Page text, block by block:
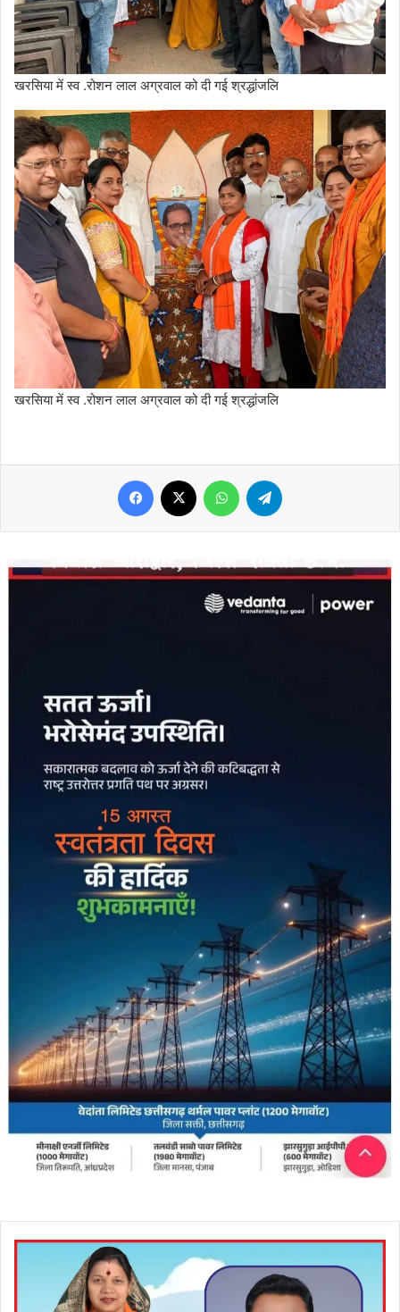
खरसिया में स्व .रोशन लाल अग्रवाल को दी गई श्रद्धांजलि
खरसिया में स्व .रोशन लाल अग्रवाल को दी गई श्रद्धांजलि
Facebook WhatsApp